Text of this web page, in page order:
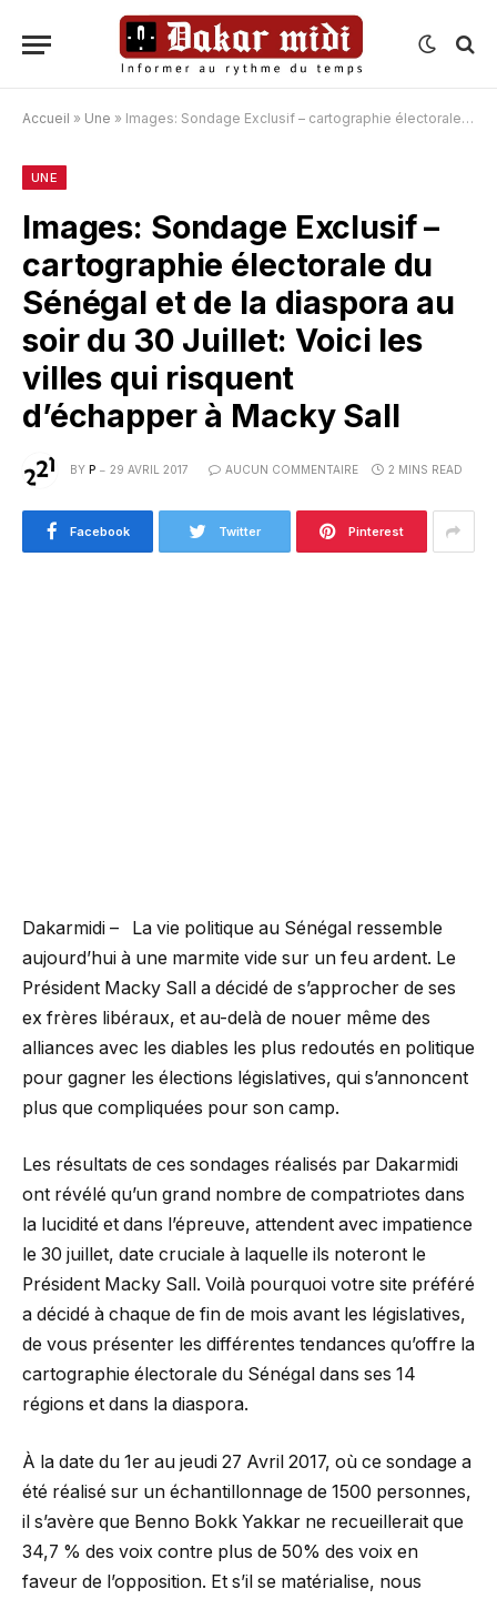
Accueil » Une » Images: Sondage Exclusif – cartographie électorale du Sénégal et de la diaspora au soir du 30 Juillet: Voici les villes qui risquent d’échapper à Macky Sall
UNE
Images: Sondage Exclusif –
cartographie électorale du
Sénégal et de la diaspora au
soir du 30 Juillet: Voici les
villes qui risquent
d’échapper à Macky Sall
BY P 29 AVRIL 2017 AUCUN COMMENTAIRE 2 MINS READ
Facebook Twitter Pinterest
Dakarmidi – La vie politique au Sénégal ressemble
aujourd’hui à une marmite vide sur un feu ardent. Le
Président Macky Sall a décidé de s’approcher de ses
ex frères libéraux, et au-delà de nouer même des
alliances avec les diables les plus redoutés en politique
pour gagner les élections législatives, qui s’annoncent
plus que compliquées pour son camp.
Les résultats de ces sondages réalisés par Dakarmidi
ont révélé qu’un grand nombre de compatriotes dans
la lucidité et dans l’épreuve, attendent avec impatience
le 30 juillet, date cruciale à laquelle ils noteront le
Président Macky Sall. Voilà pourquoi votre site préféré
a décidé à chaque de fin de mois avant les législatives,
de vous présenter les différentes tendances qu’offre la
cartographie électorale du Sénégal dans ses 14
régions et dans la diaspora.
À la date du 1er au jeudi 27 Avril 2017, où ce sondage a
été réalisé sur un échantillonnage de 1500 personnes,
il s’avère que Benno Bokk Yakkar ne recueillerait que
34,7 % des voix contre plus de 50% des voix en
faveur de l’opposition. Et s’il se matérialise, nous